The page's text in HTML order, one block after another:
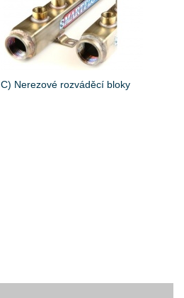
C) Nerezové rozváděcí bloky